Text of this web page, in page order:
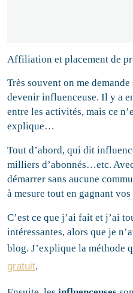
Affiliation et placement de
Très souvent on me
devenir influenceuse. Il y a
entre les activités, mais ce
explique…
Tout d’abord, qui dit
milliers d’abonnés…etc.
démarrer sans aucune
à mesure tout en gagnant
C’est ce que j’ai fait et j’ai
intéressantes, alors que je
blog. J’explique la méthode
gratuit.